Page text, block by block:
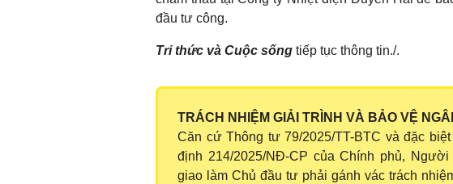
đầu tư công.
Tri thức và Cuộc sống tiếp tục thông tin./.
TRÁCH NHIỆM GIẢI TRÌNH VÀ BẢO VỆ
Căn cứ Thông tư 79/2025/TT-BTC và đặc
định 214/2025/NĐ-CP của Chính phủ,
giao làm Chủ đầu tư phải gánh vác trách